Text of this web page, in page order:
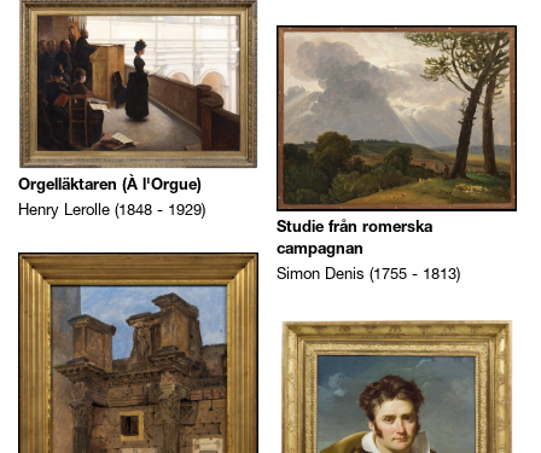
Orgelläktaren (À l'Orgue)
Henry Lerolle (1848 - 1929)
Studie från romerska
campagnan
Simon Denis (1755 - 1813)